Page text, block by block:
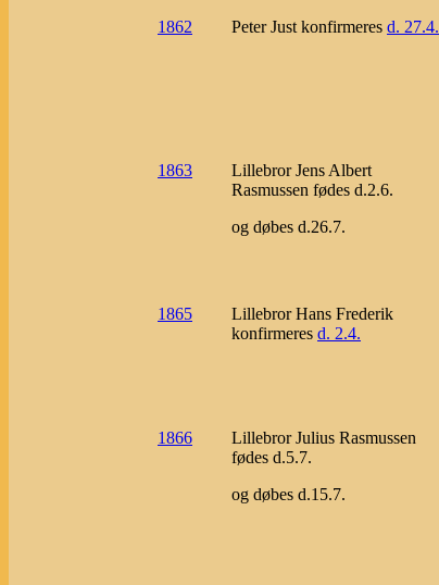
1862
Peter Just konfirmeres d. 27.4.
1863
Lillebror Jens Albert
Rasmussen fødes d.2.6.
og døbes d.26.7.
1865
Lillebror Hans Frederik
konfirmeres d. 2.4.
1866
Lillebror Julius Rasmussen
fødes d.5.7.
og døbes d.15.7.